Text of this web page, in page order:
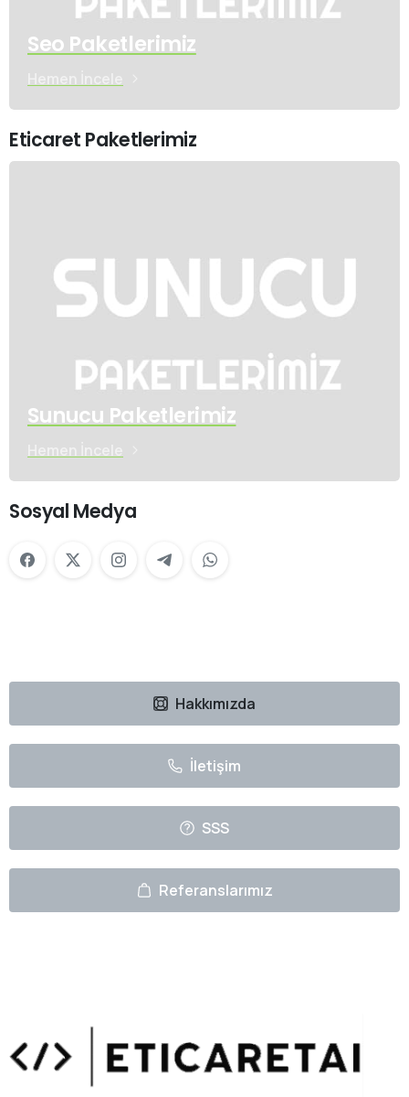
Seo Paketlerimiz
Eticaret Paketlerimiz
Sunucu Paketlerimiz
Sosyal Medya
Hakkımızda
İletişim
SSS
Referanslarımız